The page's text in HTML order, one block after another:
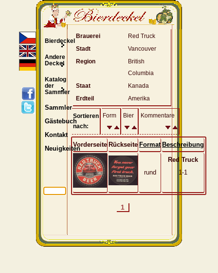
Brauerei
Red Truck
Stadt
Vancouver
Region
British
Columbia
Staat
Kanada
Erdteil
Amerika
Sortieren
nach:
Form Bier Kommentare
Vorderseite Rückseite Format Beschreibung
rund
Red Truck
1-1
1
Bierdeckel
Andere
Deckel
Katalog
der
Sammler
Sammler
Gästebuch
Kontakt
Neuigkeiten